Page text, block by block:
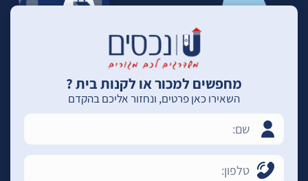
מחפשים למכור או לקנות בית ?
השאירו כאן פרטים, ונחזור אליכם בהקדם